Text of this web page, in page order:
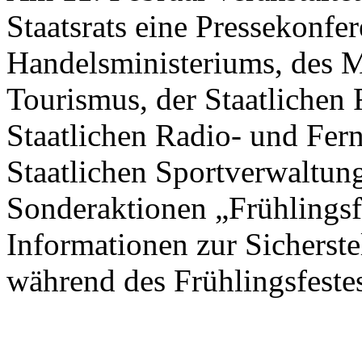
Staatsrats eine
Handelsministeriums, des
Tourismus, der Staatlichen
Staatlichen Radio- und
Staatlichen
Sonderaktionen
Informationen zur
während des